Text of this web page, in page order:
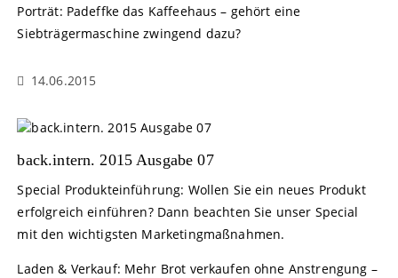
Porträt: Padeffke das Kaffeehaus – gehört eine
Siebträgermaschine zwingend dazu?
14.06.2015
back.intern. 2015 Ausgabe 07
Special Produkteinführung: Wollen Sie ein neues Produkt
erfolgreich einführen? Dann beachten Sie unser Special
mit den wichtigsten Marketingmaßnahmen.
Laden & Verkauf: Mehr Brot verkaufen ohne Anstrengung –